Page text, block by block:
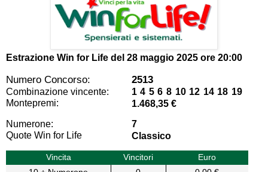
Estrazione Win for Life del 28 maggio 2025 ore 20:00
Numero Concorso: 2513
Combinazione vincente:
1 4 5 6 8 10 12 14 18 19
Montepremi:
1.468,35 €
Numerone:
7
Quote Win for Life
Classico
Vincita Vincitori
Euro